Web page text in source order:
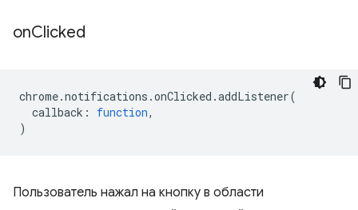
onClicked
chrome.notifications .onClicked .addListener(
callback : function,
)
Пользователь нажал на кнопку в области